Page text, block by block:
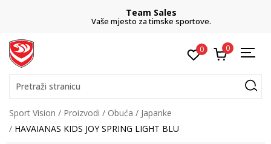
Team Sales
Vaše mjesto za timske sportove.
0 0
Pretraži stranicu
Sport Vision Proizvodi Obuća
Japanke
HAVAIANAS KIDS JOY SPRING LIGHT BLU